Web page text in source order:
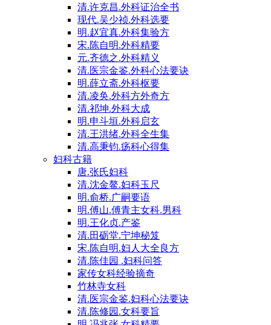
清.许克昌.外科证治全书
现代.吴少祯.外科选要
明.赵宜真.外科集验方
宋.陈自明.外科精要
元.齐德之.外科精义
清.医宗金鉴.外科心法要诀
明.薛立斋.外科枢要
清.凌奂.外科方外奇方
清.祁坤.外科大成
明.申斗垣.外科启玄
清.王洪绪.外科全生集
清.高秉钧.疡科心得集
妇科古籍
唐.张氏妇科
清.沈金鳌.妇科玉尺
明.俞桥.广嗣要语
明.傅山.傅青主女科.男科
明.王化贞.产鉴
清.田砺堂.宁坤秘笈
宋.陈自明.妇人大全良方
清.陈佳园 .妇科问答
家传女科经验摘奇
竹林寺女科
清.医宗金鉴.妇科心法要诀
清.陈修园.女科要旨